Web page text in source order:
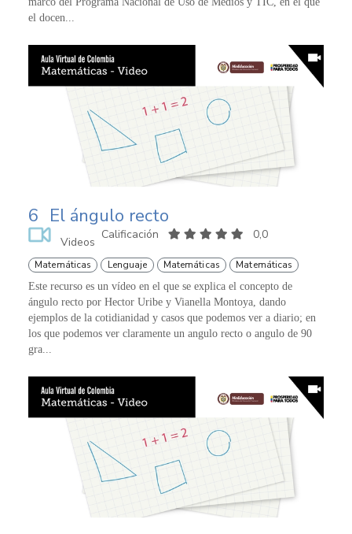
el docen...
6 El ángulo recto
Videos
Calificación 0,0
Matemáticas Lenguaje Matemáticas Matemáticas
Este recurso es un vídeo en el que se explica el concepto de
ángulo recto por Hector Uribe y Vianella Montoya, dando
ejemplos de la cotidianidad y casos que podemos ver a diario; en
los que podemos ver claramente un angulo recto o angulo de 90
gra...